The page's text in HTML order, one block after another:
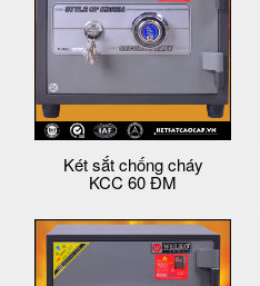
Két sắt chống cháy
KCC 60 ĐM